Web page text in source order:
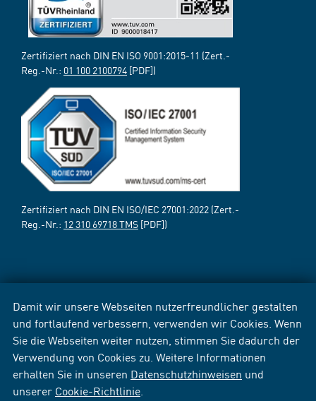
Damit wir unsere Webseiten nutzerfreundlicher gestalten
und fortlaufend verbessern, verwenden wir Cookies. Wenn
Sie die Webseiten weiter nutzen, stimmen Sie dadurch der
Verwendung von Cookies zu. Weitere Informationen
erhalten Sie in unseren Datenschutzhinweisen und
unserer Cookie-Richtlinie
Zertifiziert nach DIN EN ISO 9001:2015-11 (Zert.-
Reg.-Nr.: 01 100 2100794 [PDF])
Zertifiziert nach DIN EN ISO/IEC 27001:2022 (Zert.-
Reg.-Nr.: 12 310 69718 TMS [PDF])